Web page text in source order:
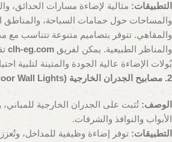
التطبيقات: مثالية لإضاءة مسارات الحدائق،
والمساحات حول حمامات السباحة، والمناطق
والمقاهي. تتوفر بتصاميم متنوعة تتناسب مع
والمناظر الطبيعية. يمكن لفريق clh-eg.com
بُولات الإضاءة عالية الجودة والمتينة لتلبية
2. مصابيح الجدران الخارجية (Outdoor Wall Lights):
الوصف: تُثبت على الجدران الخارجية
الأبواب والنوافذ والشرفات.
التطبيقات: توفر إضاءة وظيفية للمداخل،